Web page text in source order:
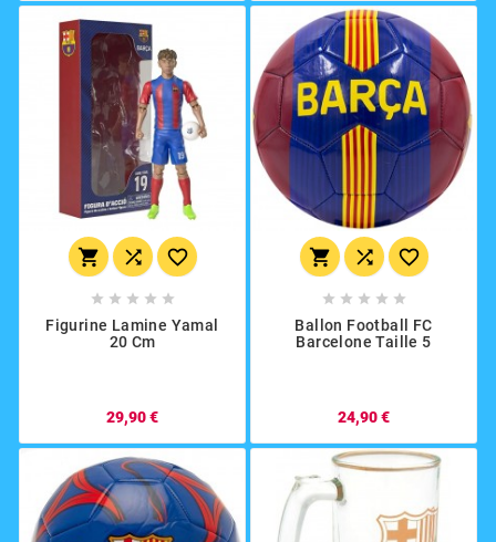
  
    
Figurine Lamine Yamal
20 Cm
29,90 €
  
    
Ballon Football FC
Barcelone Taille 5
24,90 €